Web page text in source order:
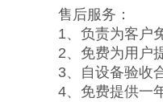
售后服务：
1、负责为客户
2、免费为用户
3、自设备验收
4、免费提供一